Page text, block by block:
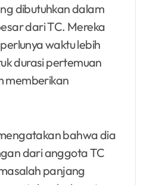
dibutuhkan dalam
dari TC. Mereka
waktu lebih
durasi pertemuan
memberikan
bahwa dia
dari anggota TC
panjang